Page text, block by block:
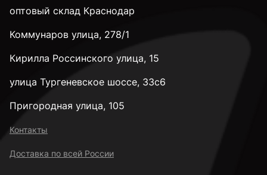
оптовый склад Краснодар
Коммунаров улица, 278/1
Кирилла Россинского улица, 15
улица Тургеневское шоссе, 33с6
Пригородная улица, 105
Контакты
Доставка по всей России